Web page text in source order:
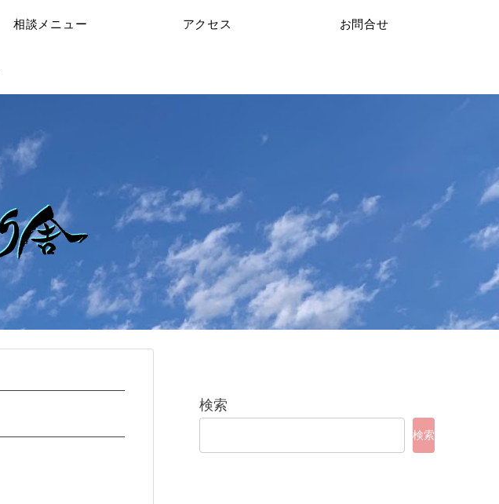
相談メニュー アクセス お問合せ
検索
検索